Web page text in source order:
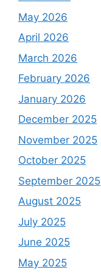
May 2026
April 2026
March 2026
February 2026
January 2026
December 2025
November 2025
October 2025
September 2025
August 2025
July 2025
June 2025
May 2025